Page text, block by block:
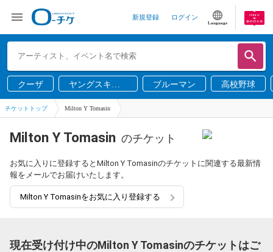
新規登録 ログイン
Language
クーザ
ヤングスキニ
ー
ブルーマン 高校野球
チケットトップ Milton Y Tomasin
Milton Y Tomasin のチケット
お気に入りに登録するとMilton Y Tomasinのチケットに関連する最新情
報をメールでお届けいたします。
Milton Y Tomasinをお気に入り登録する
現在受け付け中のMilton Y Tomasinのチケットはご